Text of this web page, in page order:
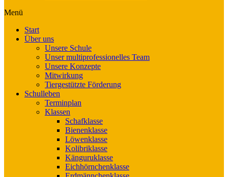
Menü
Start
Über uns
Unsere Schule
Unser multiprofessionelles Team
Unsere Konzepte
Mitwirkung
Tiergestützte Förderung
Schulleben
Terminplan
Klassen
Schafklasse
Bienenklasse
Löwenklasse
Kolibriklasse
Känguruklasse
Eichhörnchenklasse